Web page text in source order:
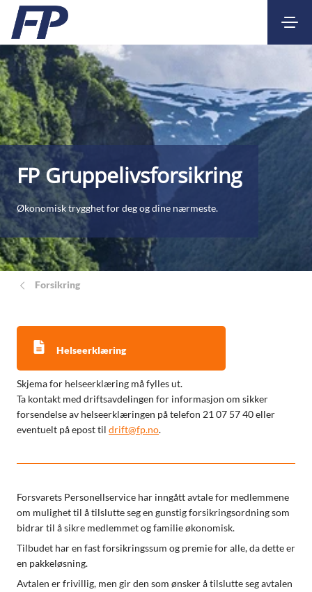
FP Gruppelivsforsikring
Økonomisk trygghet for deg og dine nærmeste.
Forsikring
Helseerklæring
Skjema for helseerklæring må fylles ut.
Ta kontakt med driftsavdelingen for informasjon om sikker
forsendelse av helseerklæringen på telefon 21 07 57 40 eller
eventuelt på epost til drift@fp.no.
Forsvarets Personellservice har inngått avtale for medlemmene
om mulighet til å tilslutte seg en gunstig forsikringsordning som
bidrar til å sikre medlemmet og familie økonomisk.
Tilbudet har en fast forsikringssum og premie for alle, da dette er
en pakkeløsning.
Avtalen er frivillig, men gir den som ønsker å tilslutte seg avtalen